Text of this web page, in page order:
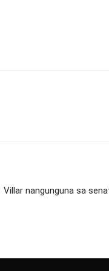
Villar nangunguna sa